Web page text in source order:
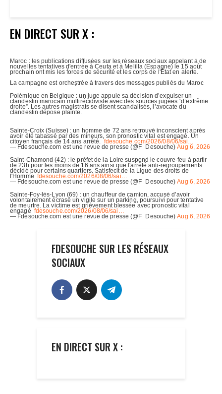
EN DIRECT SUR X :
FDESOUCHE SUR LES RÉSEAUX
SOCIAUX
EN DIRECT SUR X :